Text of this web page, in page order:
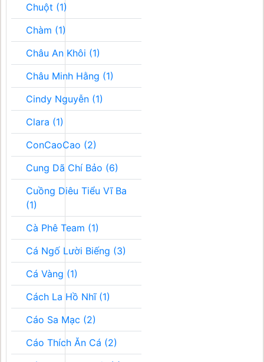
Chuột (1)
Chàm (1)
Châu An Khôi (1)
Châu Minh Hằng (1)
Cindy Nguyễn (1)
Clara (1)
ConCaoCao (2)
Cung Dã Chí Bảo (6)
Cuồng Diêu Tiểu Vĩ Ba
(1)
Cà Phê Team (1)
Cá Ngố Lười Biếng (3)
Cá Vàng (1)
Cách La Hồ Nhĩ (1)
Cáo Sa Mạc (2)
Cáo Thích Ăn Cá (2)